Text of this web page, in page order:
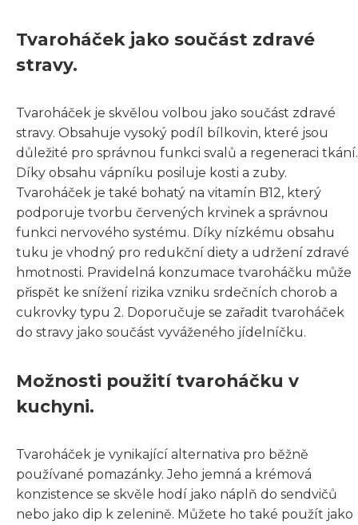
Tvaroháček jako součást zdravé
stravy.
Tvaroháček je skvělou volbou jako součást zdravé
stravy. Obsahuje vysoký podíl bílkovin, které jsou
důležité pro správnou funkci svalů a regeneraci tkání.
Díky obsahu vápníku posiluje kosti a zuby.
Tvaroháček je také bohatý na vitamín B12, který
podporuje tvorbu červených krvinek a správnou
funkci nervového systému. Díky nízkému obsahu
tuku je vhodný pro redukční diety a udržení zdravé
hmotnosti. Pravidelná konzumace tvaroháčku může
přispět ke snížení rizika vzniku srdečních chorob a
cukrovky typu 2. Doporučuje se zařadit tvaroháček
do stravy jako součást vyváženého jídelníčku.
Možnosti použití tvaroháčku v
kuchyni.
Tvaroháček je vynikající alternativa pro běžně
používané pomazánky. Jeho jemná a krémová
konzistence se skvěle hodí jako náplň do sendvičů
nebo jako dip k zelenině. Můžete ho také použít jako